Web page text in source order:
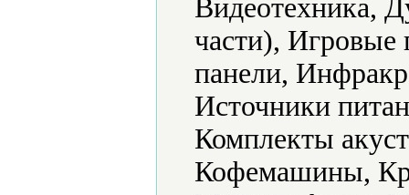
Видеотехника,
части), Игровые
панели,
Источники
Комплекты
Кофемашины,